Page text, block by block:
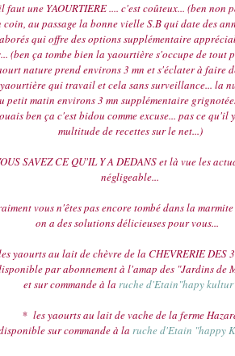
une YAOURTIERE .... c'est coûteux... (ben non
au passage la bonne vielle S.B qui date des
qui offre des options supplémentaire
(ben ça tombe bien la yaourtière s'occupe de tout
nature prend environs 3 mn et s'éclater à faire
qui travail et cela sans surveillance... la
petit matin environs 3 mn supplémentaire
ben ça c'est bidou comme excuse... pas ce
multitude de recettes sur le net...)
SAVEZ CE QU'IL Y A DEDANSet là vue les
négligeable...
vous n'êtes pas encore tombé dans la
on a des solutions délicieuses pour vous...
yaourts au lait de chèvre de la CHEVRERIE DES
par abonnement à l'amap des "Jardins de
et sur commande à la ruche d'Etain"hapy
* les yaourts au lait de vache de la ferme
sur commande à la ruche d'Etain "happy